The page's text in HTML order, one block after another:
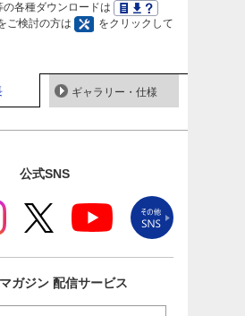
各種ダウンロードは
ご検討の方は
をクリックして
ギャラリー・仕様
公式SNS
ガジン 配信サービス